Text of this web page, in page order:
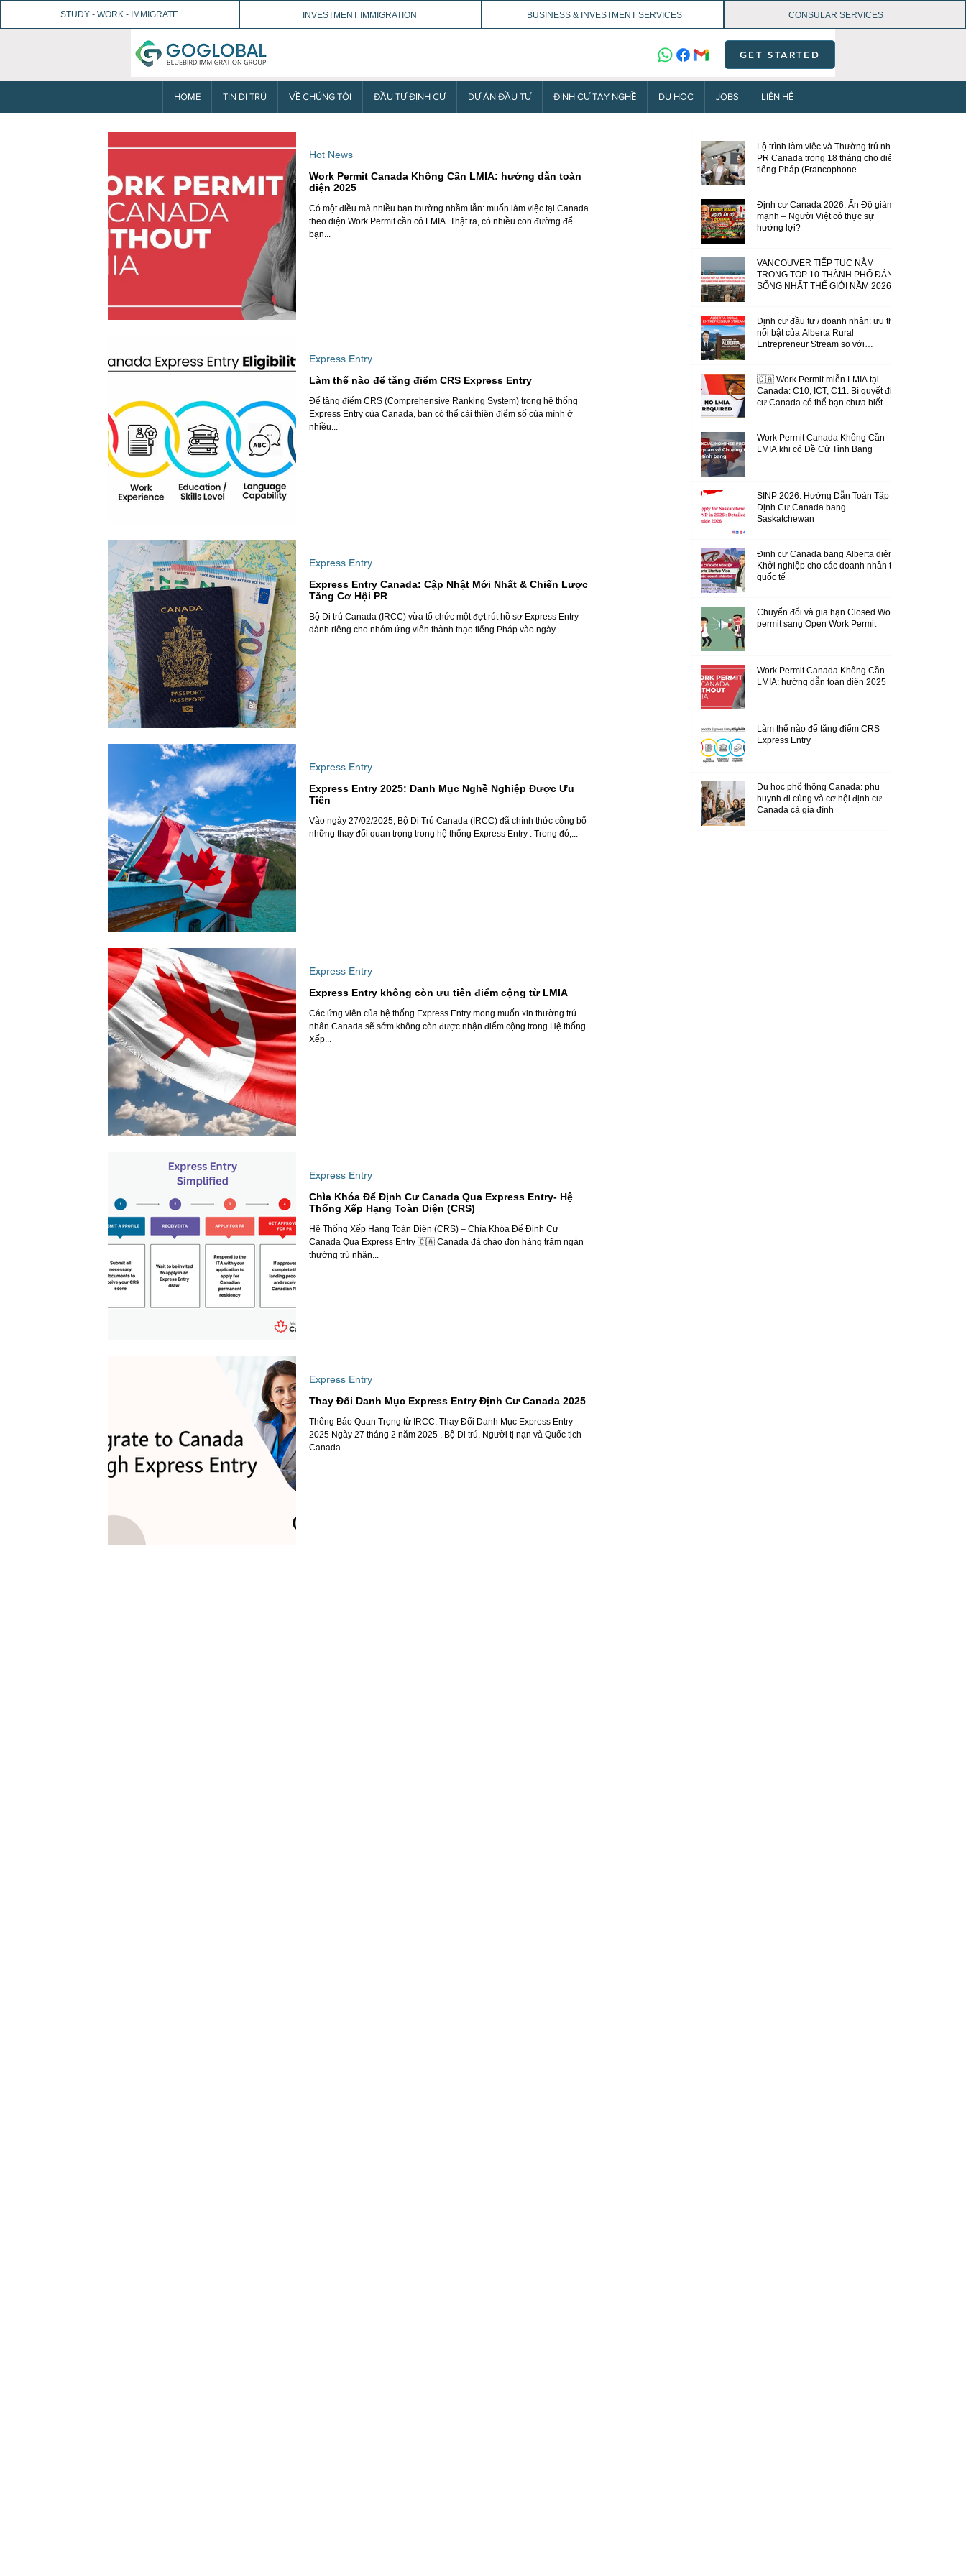
STUDY - WORK - IMMIGRATE INVESTMENT IMMIGRATION BUSINESS & INVESTMENT SERVICES CONSULAR SERVICES
GET STARTED
HOME TIN DI TRÚ VỀ CHÚNG TÔI ĐẦU TƯ ĐỊNH CƯ DỰ ÁN ĐẦU TƯ ĐỊNH CƯ TAY NGHỀ DU HỌC JOBS LIÊN HỆ
Work Permit Canada Không Cần LMIA: hướng dẫn toàn
diện 2025
Có một điều mà nhiều bạn thường nhầm lẫn: muốn làm việc tại Canada
theo diện Work Permit cần có LMIA. Thật ra, có nhiều con đường để
bạn...
Hot News
Làm thế nào để tăng điểm CRS Express Entry
Để tăng điểm CRS (Comprehensive Ranking System) trong hệ thống
Express Entry của Canada, bạn có thể cải thiện điểm số của mình ở
nhiều...
Express Entry
Express Entry Canada: Cập Nhật Mới Nhất & Chiến Lược
Tăng Cơ Hội PR
Bộ Di trú Canada (IRCC) vừa tổ chức một đợt rút hồ sơ Express Entry
dành riêng cho nhóm ứng viên thành thạo tiếng Pháp vào ngày...
Express Entry
Express Entry 2025: Danh Mục Nghề Nghiệp Được Ưu
Tiên
Vào ngày 27/02/2025, Bộ Di Trú Canada (IRCC) đã chính thức công bố
những thay đổi quan trọng trong hệ thống Express Entry . Trong đó,...
Express Entry
Express Entry không còn ưu tiên điểm cộng từ LMIA
Các ứng viên của hệ thống Express Entry mong muốn xin thường trú
nhân Canada sẽ sớm không còn được nhận điểm cộng trong Hệ thống
Xếp...
Express Entry
Chìa Khóa Để Định Cư Canada Qua Express Entry- Hệ
Thống Xếp Hạng Toàn Diện (CRS)
Hệ Thống Xếp Hạng Toàn Diện (CRS) – Chìa Khóa Để Định Cư
Canada Qua Express Entry 🇨🇦 Canada đã chào đón hàng trăm ngàn
thường trú nhân...
Express Entry
Thay Đổi Danh Mục Express Entry Định Cư Canada 2025
Thông Báo Quan Trọng từ IRCC: Thay Đổi Danh Mục Express Entry
2025 Ngày 27 tháng 2 năm 2025 , Bộ Di trú, Người tị nạn và Quốc tịch
Canada...
Express Entry
Lộ trình làm việc và Thường trú nhân
PR Canada trong 18 tháng cho diện
tiếng Pháp (Francophone
Định cư Canada 2026: Ấn Độ giảm
mạnh – Người Việt có thực sự
hưởng lợi?
VANCOUVER TIẾP TỤC NẰM
TRONG TOP 10 THÀNH PHỐ ĐÁNG
SỐNG NHẤT THẾ GIỚI NĂM 2026
Định cư đầu tư / doanh nhân: ưu thế
nổi bật của Alberta Rural
Entrepreneur Stream so với
🇨🇦 Work Permit miễn LMIA tại
Canada: C10, ICT, C11. Bí quyết định
cư Canada có thể bạn chưa biết.
Work Permit Canada Không Cần
LMIA khi có Đề Cử Tỉnh Bang
SINP 2026: Hướng Dẫn Toàn Tập
Định Cư Canada bang
Saskatchewan
Định cư Canada bang Alberta diện
Khởi nghiệp cho các doanh nhân trẻ
quốc tế
Chuyển đổi và gia hạn Closed Work
permit sang Open Work Permit
Work Permit Canada Không Cần
LMIA: hướng dẫn toàn diện 2025
Làm thế nào để tăng điểm CRS
Express Entry
Du học phổ thông Canada: phụ
huynh đi cùng và cơ hội định cư
Canada cả gia đình